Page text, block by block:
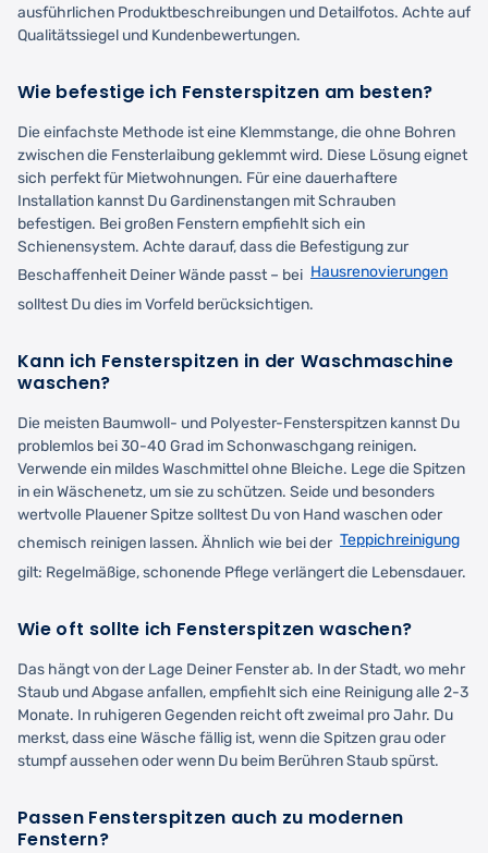
ausführlichen Produktbeschreibungen und Detailfotos. Achte auf
Qualitätssiegel und Kundenbewertungen.
Wie befestige ich Fensterspitzen am besten?
Die einfachste Methode ist eine Klemmstange, die ohne Bohren
zwischen die Fensterlaibung geklemmt wird. Diese Lösung eignet
sich perfekt für Mietwohnungen. Für eine dauerhaftere
Installation kannst Du Gardinenstangen mit Schrauben
befestigen. Bei großen Fenstern empfiehlt sich ein
Schienensystem. Achte darauf, dass die Befestigung zur
Beschaffenheit Deiner Wände passt – bei Hausrenovierungen
solltest Du dies im Vorfeld berücksichtigen.
Kann ich Fensterspitzen in der Waschmaschine
waschen?
Die meisten Baumwoll- und Polyester-Fensterspitzen kannst Du
problemlos bei 30-40 Grad im Schonwaschgang reinigen.
Verwende ein mildes Waschmittel ohne Bleiche. Lege die Spitzen
in ein Wäschenetz, um sie zu schützen. Seide und besonders
wertvolle Plauener Spitze solltest Du von Hand waschen oder
chemisch reinigen lassen. Ähnlich wie bei der Teppichreinigung
gilt: Regelmäßige, schonende Pflege verlängert die Lebensdauer.
Wie oft sollte ich Fensterspitzen waschen?
Das hängt von der Lage Deiner Fenster ab. In der Stadt, wo mehr
Staub und Abgase anfallen, empfiehlt sich eine Reinigung alle 2-3
Monate. In ruhigeren Gegenden reicht oft zweimal pro Jahr. Du
merkst, dass eine Wäsche fällig ist, wenn die Spitzen grau oder
stumpf aussehen oder wenn Du beim Berühren Staub spürst.
Passen Fensterspitzen auch zu modernen
Fenstern?